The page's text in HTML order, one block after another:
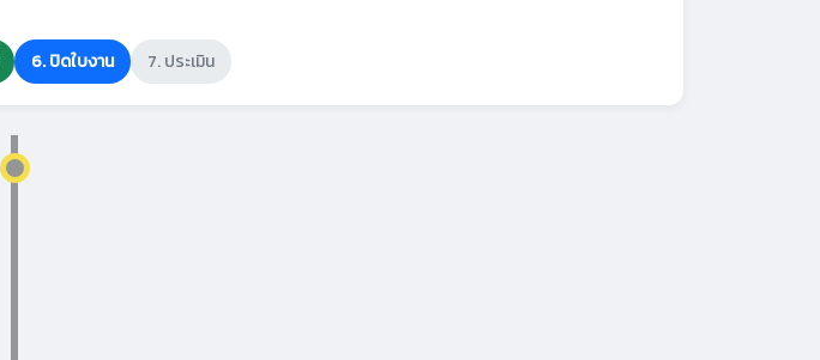
6. ปิดใบงาน 7. ประเมิน